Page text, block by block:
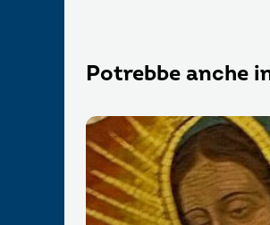
Potrebbe anche